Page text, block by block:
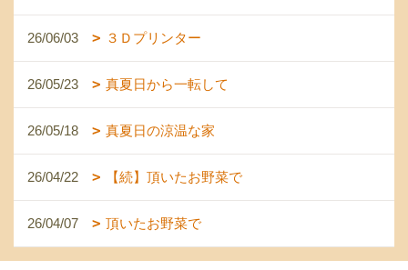
26/06/03 ３Ｄプリンター
26/05/23 真夏日から一転して
26/05/18 真夏日の涼温な家
26/04/22 【続】頂いたお野菜で
26/04/07 頂いたお野菜で